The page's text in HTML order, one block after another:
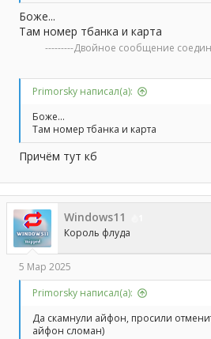
Боже...
Там номер тбанка и карта
---------Двойное сообщение
Primorsky написал(а):
Боже...
Там номер тбанка и карта
Причём тут кб
Windows11
Король флуда
5 Мар 2025
Primorsky написал(а):
Да скамнули айфон, просили
айфон сломан)